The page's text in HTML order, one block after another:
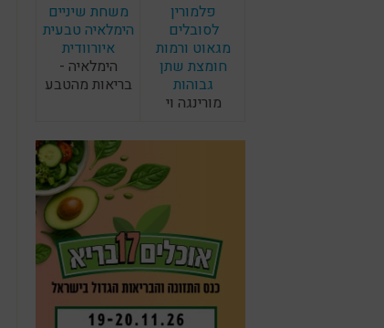
פלמורין
לסובלים
מגאוט ורמות
חומצת שתן
גבוהות
מורינגה וי
משחת שיניים
הימלאיה טבעית
איורוודית
הימלאיה -
בריאות מהטבע